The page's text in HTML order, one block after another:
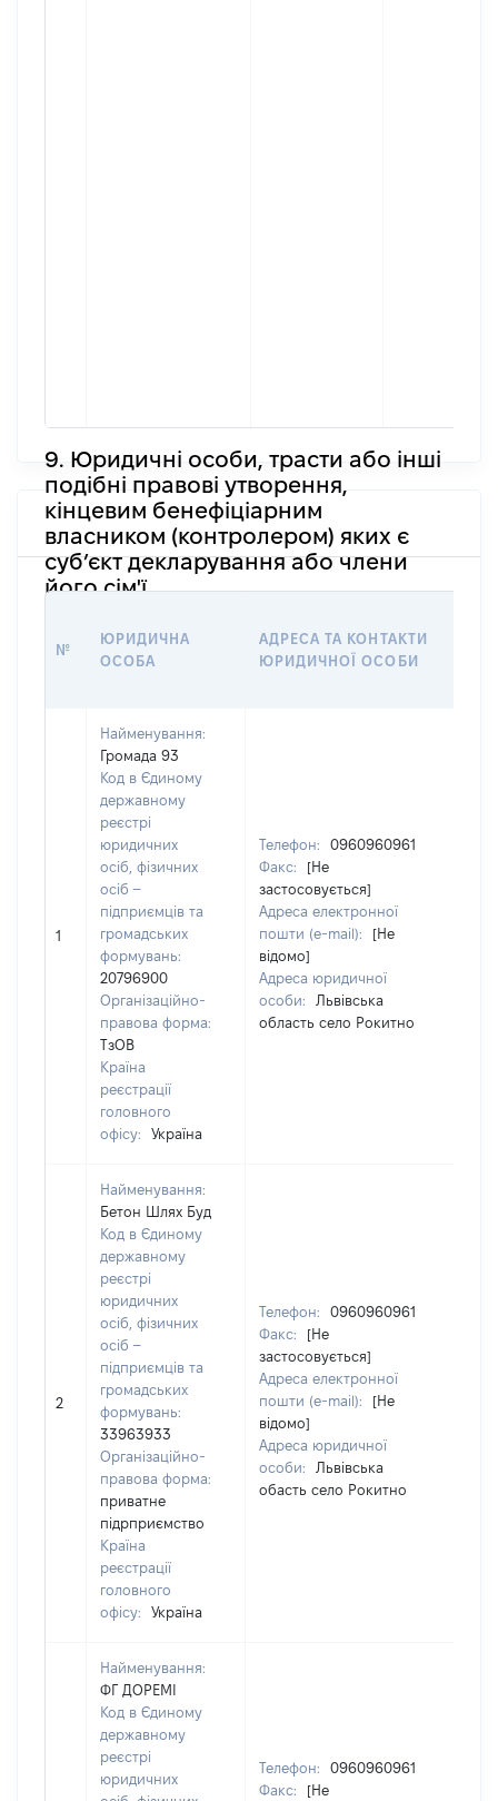
9. Юридичні особи, трасти або інші
подібні правові утворення,
кінцевим бенефіціарним
власником (контролером) яких є
суб’єкт декларування або члени
його сім'ї
№
ЮРИДИЧНА
ОСОБА
АДРЕСА ТА КОНТАКТИ
ЮРИДИЧНОЇ ОСОБИ
1
Найменування:
Громада 93
Код в Єдиному
державному
реєстрі
юридичних
осіб, фізичних
осіб –
підприємців та
громадських
формувань:
20796900
Організаційно-
правова форма:
ТзОВ
Країна
реєстрації
головного
офісу:
Україна
Телефон:
0960960961
Факс:
[Не
застосовується]
Адреса електронної
пошти (e-mail):
[Не
відомо]
Адреса юридичної
особи:
Львівська
область село Рокитно
2
Найменування:
Бетон Шлях Буд
Код в Єдиному
державному
реєстрі
юридичних
осіб, фізичних
осіб –
підприємців та
громадських
формувань:
33963933
Організаційно-
правова форма:
приватне
підрприємство
Країна
реєстрації
головного
офісу:
Україна
Телефон:
0960960961
Факс:
[Не
застосовується]
Адреса електронної
пошти (e-mail):
[Не
відомо]
Адреса юридичної
особи:
Львівська
обасть село Рокитно
Найменування:
ФГ ДОРЕМІ
Код в Єдиному
державному
реєстрі
юридичних
Телефон:
0960960961
Факс:
[Не